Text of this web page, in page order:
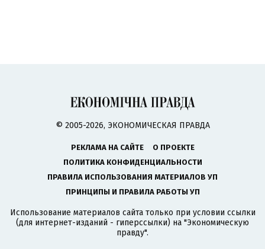
© 2005-2026, ЭКОНОМИЧЕСКАЯ ПРАВДА
РЕКЛАМА НА САЙТЕ
О ПРОЕКТЕ
ПОЛИТИКА КОНФИДЕНЦИАЛЬНОСТИ
ПРАВИЛА ИСПОЛЬЗОВАНИЯ МАТЕРИАЛОВ УП
ПРИНЦИПЫ И ПРАВИЛА РАБОТЫ УП
Использование материалов сайта только при условии ссылки
(для интернет-изданий - гиперссылки) на "Экономическую
правду".